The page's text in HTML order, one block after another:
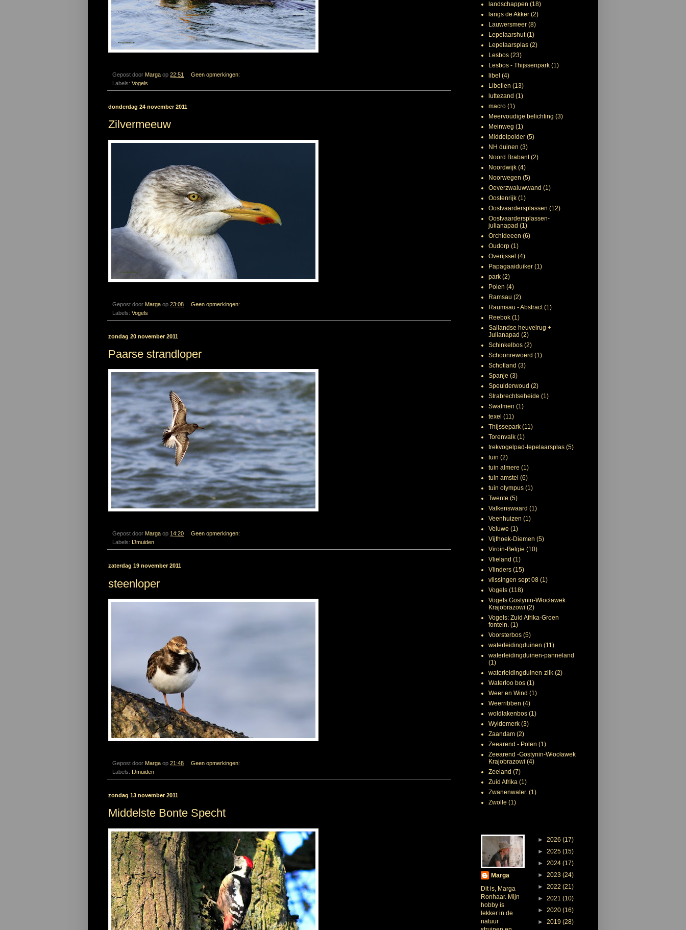
Gepost door Marga op 22:51
Geen opmerkingen:
Labels: Vogels
donderdag 24 november 2011
Zilvermeeuw
Gepost door Marga op 23:08
Geen opmerkingen:
Labels: Vogels
zondag 20 november 2011
Paarse strandloper
Gepost door Marga op 14:20
Geen opmerkingen:
Labels: IJmuiden
zaterdag 19 november 2011
steenloper
Gepost door Marga op 21:48
Geen opmerkingen:
Labels: IJmuiden
zondag 13 november 2011
Middelste Bonte Specht
landschappen (18)
langs de Akker (2)
Lauwersmeer (8)
Lepelaarshut (1)
Lepelaarsplas (2)
Lesbos (23)
Lesbos - Thijssenpark (1)
libel (4)
Libellen (13)
luttezand (1)
macro (1)
Meervoudige belichting (3)
Meinweg (1)
Middelpolder (5)
NH duinen (3)
Noord Brabant (2)
Noordwijk (4)
Noorwegen (5)
Oeverzwaluwwand (1)
Oostenrijk (1)
Oostvaardersplassen (12)
Oostvaardersplassen-
julianapad (1)
Orchideeen (6)
Oudorp (1)
Overijssel (4)
Papagaaiduiker (1)
park (2)
Polen (4)
Ramsau (2)
Raumsau - Abstract (1)
Reebok (1)
Sallandse heuvelrug +
Julianapad (2)
Schinkelbos (2)
Schoonrewoerd (1)
Schotland (3)
Spanje (3)
Speulderwoud (2)
Strabrechtseheide (1)
Swalmen (1)
texel (11)
Thijssepark (11)
Torenvalk (1)
trekvogelpad-lepelaarsplas (5)
tuin (2)
tuin almere (1)
tuin amstel (6)
tuin olympus (1)
Twente (5)
Valkenswaard (1)
Veenhuizen (1)
Veluwe (1)
Vijfhoek-Diemen (5)
Viroin-Belgie (10)
Vlieland (1)
Vlinders (15)
vlissingen sept 08 (1)
Vogels (118)
Vogels Gostynin-Włocławek
Krajobrazowi (2)
Vogels: Zuid Afrika-Groen
fontein. (1)
Voorsterbos (5)
waterleidingduinen (11)
waterleidingduinen-panneland
(1)
waterleidingduinen-zilk (2)
Waterloo bos (1)
Weer en Wind (1)
Weerribben (4)
woldlakenbos (1)
Wyldemerk (3)
Zaandam (2)
Zeearend - Polen (1)
Zeearend -Gostynin-Włocławek
Krajobrazowi (4)
Zeeland (7)
Zuid Afrika (1)
Zwanenwater. (1)
Zwolle (1)
Marga
Dit is, Marga
Ronhaar. Mijn
hobby is
lekker in de
natuur
► 2026 (17)
► 2025 (15)
► 2024 (17)
► 2023 (24)
► 2022 (21)
► 2021 (10)
► 2020 (16)
► 2019 (28)